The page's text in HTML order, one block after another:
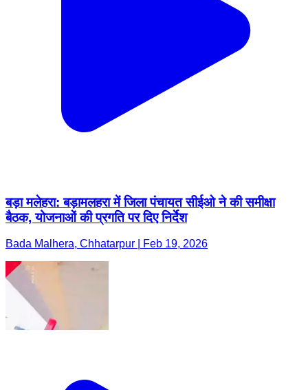
बड़ा मलेहरा: बड़ामलहरा में जिला पंचायत सीईओ ने की समीक्षा
बैठक, योजनाओं की प्रगति पर दिए निर्देश
Bada Malhera, Chhatarpur | Feb 19, 2026